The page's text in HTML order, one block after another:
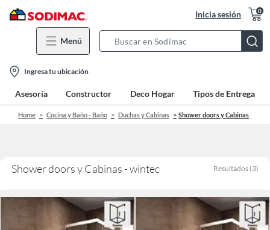
Inicia sesión 0
Menú
Bar
location-
icon
Ingresa tu ubicación
Asesoría Constructor Deco Hogar Tipos de Entrega
Home Cocina y Baño - Baño Duchas y Cabinas Shower doors y Cabinas
Shower doors y Cabinas - wintec Resultados (3)